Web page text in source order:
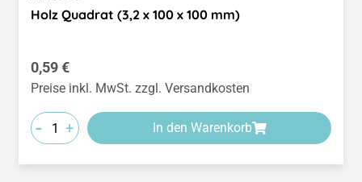
Holz Quadrat (3,2 x 100 x 100 mm)
Regulärer Preis:
0,59 €
Preise inkl. MwSt. zzgl. Versandkosten
- + In den Warenkorb